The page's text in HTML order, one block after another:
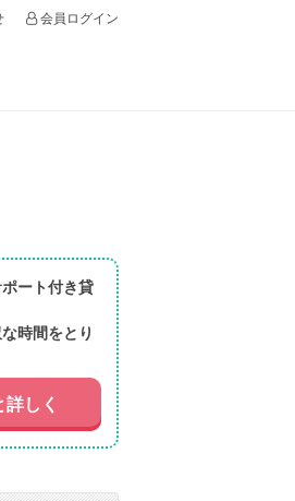
会員ログイン
ート付き貸
時間をとり
しく